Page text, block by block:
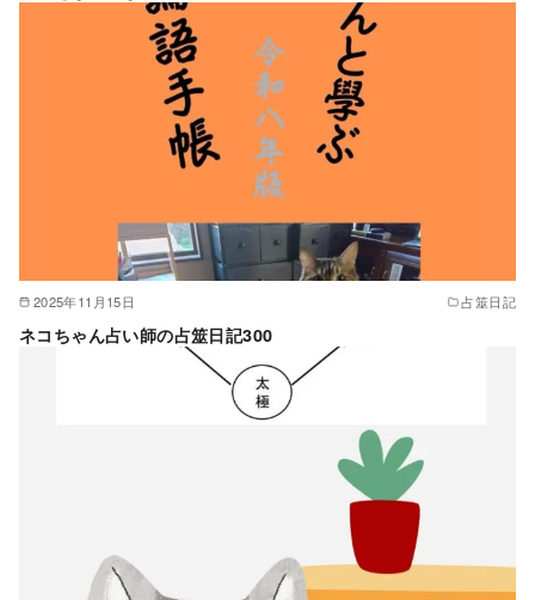
2025年11月15日 占筮日記
ネコちゃん占い師の占筮日記300